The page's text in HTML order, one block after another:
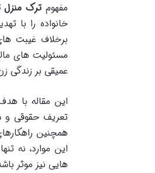
مفهومترک منزل
خانواده را با
برخلاف غیبت
مسئولیت های
عمیقی بر زندگی
این مقاله با
تعریف حقوقی و
همچنین
این موارد، نه
هایی نیز موثر